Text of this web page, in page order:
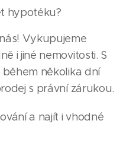
hypotéku?
Vykupujeme
i jiné nemovitosti. S
několika dní
s právní zárukou.
a najít i vhodné